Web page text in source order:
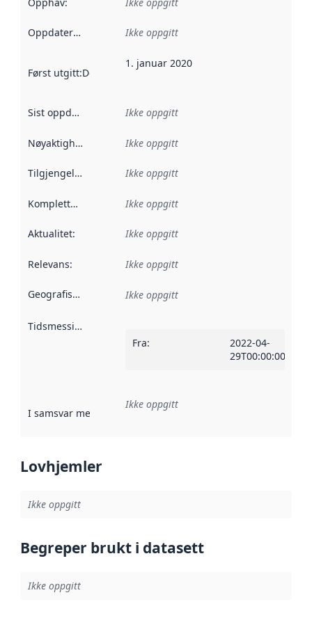
Oppdateringsfrekvens :
Ikke oppgitt
Først utgitt:Denne datoen sier når dataene i dette
1. januar 2020
Sist oppdatert Ikke oppgitt
Nøyaktighet Ikke oppgitt
Tilgjengelighet Ikke oppgitt
Kompletthet Ikke oppgitt
Aktualitet: Ikke oppgitt
Relevans: Ikke oppgitt
Geografisk avgrensning :
Ikke oppgitt
Tidsmessig avgrensning
Fra:
2022-04-
29T00:00:00Z
I samsvar med Referanse til en implementasjonsregel
Ikke oppgitt
Lovhjemler
Ikke oppgitt
Begreper brukt i datasett
Ikke oppgitt